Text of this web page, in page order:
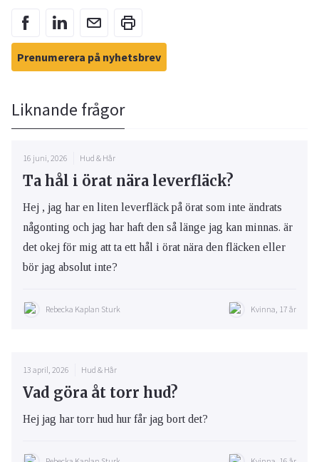
Prenumerera på nyhetsbrev
Liknande frågor
16 juni, 2026 Hud & Hår
Ta hål i örat nära leverfläck?
Hej , jag har en liten leverfläck på örat som inte ändrats
någonting och jag har haft den så länge jag kan minnas. är
det okej för mig att ta ett hål i örat nära den fläcken eller
bör jag absolut inte?
Rebecka Kaplan Sturk Kvinna, 17 år
13 april, 2026 Hud & Hår
Vad göra åt torr hud?
Hej jag har torr hud hur får jag bort det?